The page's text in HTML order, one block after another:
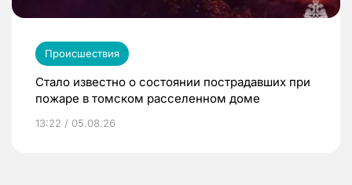
Происшествия
Стало известно о состоянии пострадавших при
пожаре в томском расселенном доме
13:22 / 05.08.26